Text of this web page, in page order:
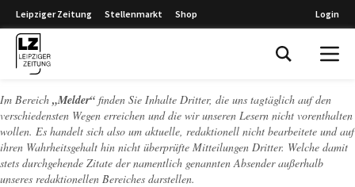
Leipziger Zeitung Stellenmarkt Shop Login
Im Bereich „Melder“ finden Sie Inhalte Dritter, die uns tagtäglich auf den
verschiedensten Wegen erreichen und die wir unseren Lesern nicht vorenthalten
wollen. Es handelt sich also um aktuelle, redaktionell nicht bearbeitete und auf
ihren Wahrheitsgehalt hin nicht überprüfte Mitteilungen Dritter. Welche damit
stets durchgehende Zitate der namentlich genannten Absender außerhalb
unseres redaktionellen Bereiches darstellen.